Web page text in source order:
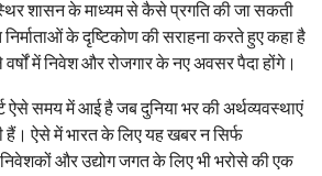
शासन के माध्यम से कैसे प्रगति की जा सकती
निर्माताओं के दृष्टिकोण की सराहना करते हुए कहा है
में निवेश और रोजगार के नए अवसर पैदा होंगे।
ऐसे समय में आई है जब दुनिया भर की अर्थव्यवस्थाएं
ऐसे में भारत के लिए यह खबर न सिर्फ
और उद्योग जगत के लिए भी भरोसे की एक